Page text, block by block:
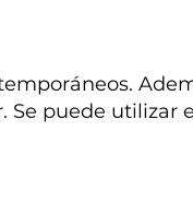
puede utilizar